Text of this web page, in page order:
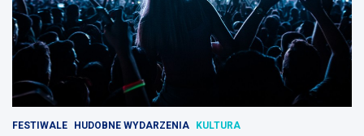
FESTIWALE HUDOBNE WYDARZENIA KULTURA